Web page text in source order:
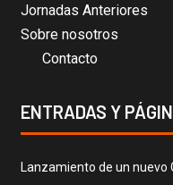
Jornadas Anteriores
Sobre nosotros
Contacto
ENTRADAS Y
Lanzamiento de un nuevo